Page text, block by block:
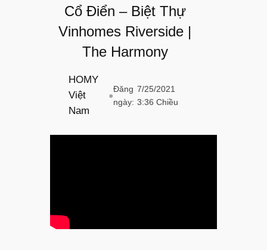
Cổ Điển – Biệt Thự
Vinhomes Riverside |
The Harmony
HOMY
Việt
Nam
●
Đăng
ngày:
7/25/2021
3:36 Chiều